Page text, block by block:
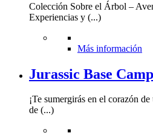
Colección Sobre el Árbol –
Experiencias y (...)
Más información
Jurassic Base Camp
¡Te sumergirás en el corazón
de (...)